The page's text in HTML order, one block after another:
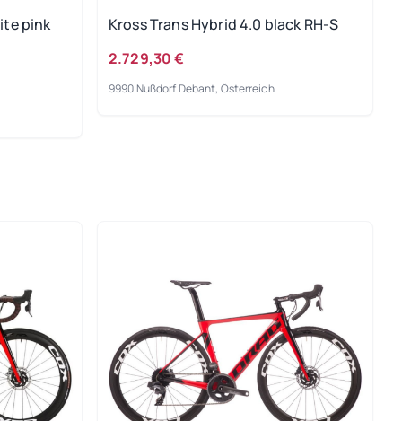
pink
Kross Trans Hybrid 4.0 black RH-S
2.729,30 €
9990 Nußdorf Debant, Österreich